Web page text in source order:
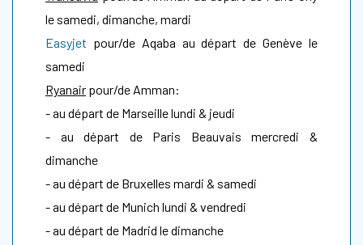
le samedi, dimanche, mardi
Easyjet pour/de Aqaba au départ de Genève le
samedi
Ryanair pour/de Amman:
- au départ de Marseillelundi & jeudi
- au départ de Paris Beauvais mercredi &
dimanche
- au départ de Bruxelles mardi & samedi
- au départ de Munich lundi & vendredi
- au départ de Madrid le dimanche